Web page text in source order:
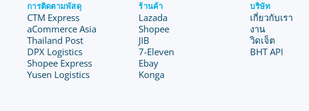
การติดตามพัสดุ
CTM Express
aCommerce Asia
Thailand Post
DPX Logistics
Shopee Express
Yusen Logistics
ร้านค้า
Lazada
Shopee
JIB
7-Eleven
Ebay
Konga
บริษัท
เกี่ยวกับเรา
งาน
วิดเจ็ต
BHT API